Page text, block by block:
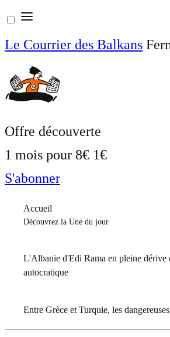
Aller
au
contenu
Le Courrier des Balkans
Offre découverte
1 mois pour 8€ 1€
S'abonner
Accueil
Découvrez la Une du jour
L'Albanie d'Edi Rama en pleine dérive
autocratique
Entre Grèce et Turquie, les